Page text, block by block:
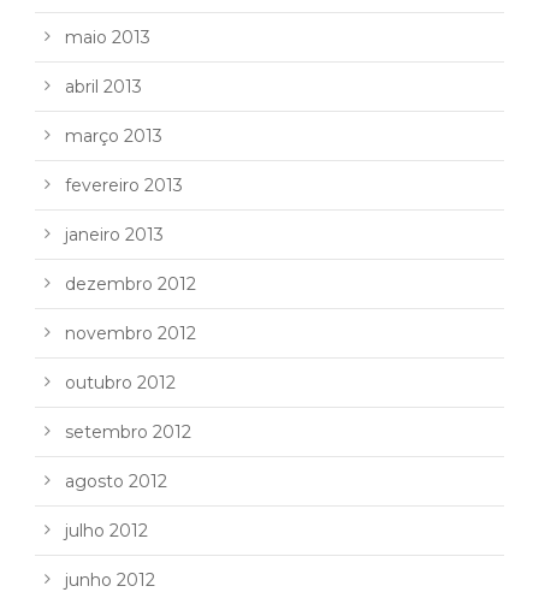
maio 2013
abril 2013
março 2013
fevereiro 2013
janeiro 2013
dezembro 2012
novembro 2012
outubro 2012
setembro 2012
agosto 2012
julho 2012
junho 2012